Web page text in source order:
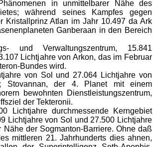
in unmittelbarer Nähe des
während seines Kampfes gegen
Kristallprinz Atlan im Jahr 10.497 da Ark
Ganberaan in den Bereich
und Verwaltungszentrum, 15.841
Lichtjahre von Arkon, das im Februar
Bundes wird.
von Sol und 27.064 Lichtjahre von
Stovannan, der 4. Planet mit einem
bewohnten Dienstleistungszentrum,
der Tekteronii.
Lichtjahre durchmessende Kerngebiet
Lichtjahre von Sol und 27.500 Lichtjahre
Nähe der Sogmanton-Barriere. Ohne daß
mittleren 21. Jahrhunderts dies ahnen,